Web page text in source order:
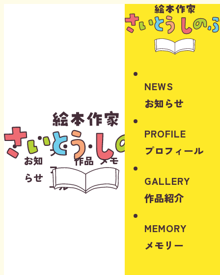
お知
らせ
プロ
フィ
ール
作品
紹介
メモ
リー
NEWS
お知らせ
PROFILE
プロフィール
GALLERY
作品紹介
MEMORY
メモリー